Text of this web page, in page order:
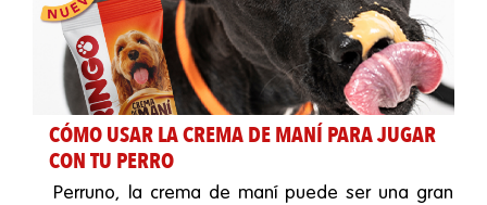
CÓMO USAR LA CREMA DE MANÍ PARA JUGAR
CON TU PERRO
Perruno, la crema de maní puede ser una gran